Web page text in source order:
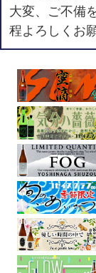
大変、ご不備
程よろしくお